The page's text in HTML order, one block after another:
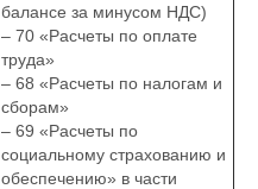
балансе за минусом НДС)
– 70 «Расчеты по оплате
труда»
– 68 «Расчеты по налогам и
сборам»
– 69 «Расчеты по
социальному страхованию и
обеспечению» в части